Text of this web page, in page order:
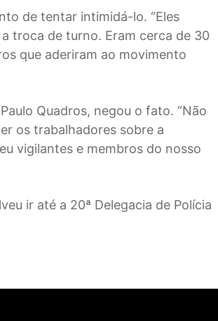
de tentar intimidá-lo. “Eles
troca de turno. Eram cerca de 30
que aderiram ao movimento
Quadros, negou o fato. “Não
os trabalhadores sobre a
vigilantes e membros do nosso
ir até a 20ª Delegacia de Polícia